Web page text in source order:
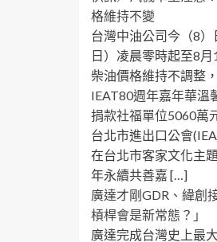
格維持不變
台灣中油公司今（8
日）凌晨零時起至8月
柴油價格維持不調整
IEAT80週年嘉年華
捐款社福單位5060萬
台北市進出口公會
在台北市客家文化主
年永續共善嘉 […]
廣達才剛GDR、緯
槓桿會是新常態？」
廣達完成台灣史上最